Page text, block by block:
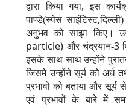
द्वारा किया गया, इस
पाण्डे(स्पेस साइंटिस्ट,
अनुभव को साझा किए।
particle) और चंद्रयान-3
इसके साथ साथ उन्होंने
जिसमे उन्होंने सूर्य को अर्ध
प्रभावों को बताया और सूर्य
एवं प्रभावों के बारे में